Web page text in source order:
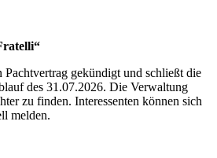
Pachtvertrag gekündigt und schließt die
des 31.07.2026. Die Verwaltung
zu finden. Interessenten können sich
melden.